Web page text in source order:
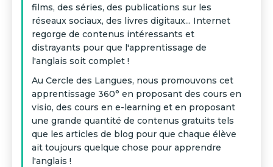
films, des séries, des publications sur les
réseaux sociaux, des livres digitaux... Internet
regorge de contenus intéressants et
distrayants pour que l'apprentissage de
l'anglais soit complet !
Au Cercle des Langues, nous promouvons cet
apprentissage 360° en proposant des cours en
visio, des cours en e-learning et en proposant
une grande quantité de contenus gratuits tels
que les articles de blog pour que chaque élève
ait toujours quelque chose pour apprendre
l'anglais !